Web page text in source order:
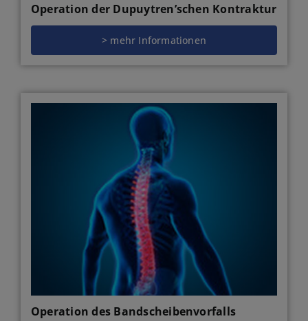
Operation der Dupuytren’schen Kontraktur
> mehr Informationen
Operation des Bandscheibenvorfalls